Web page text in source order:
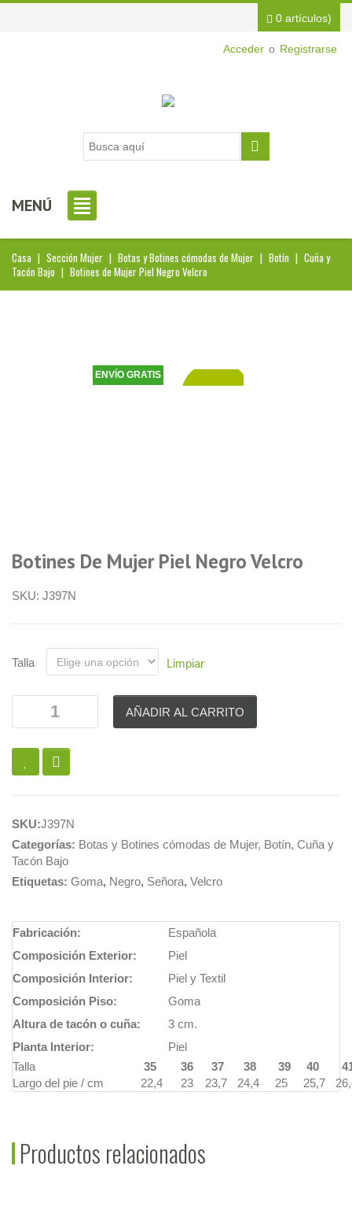
Acceder o Registrarse
0 artículos)
MENÚ
Casa | Sección Mujer | Botas y Botines cómodas de Mujer | Botín | Cuña y
Tacón Bajo | Botines de Mujer Piel Negro Velcro
ENVÍO GRATIS
Botines De Mujer Piel Negro Velcro
SKU: J397N
Talla Limpiar
AÑADIR AL CARRITO
SKU:J397N
Categorías: Botas y Botines cómodas de Mujer, Botín, Cuña y
Tacón Bajo
Etiquetas: Goma, Negro, Señora, Velcro
Fabricación:
Española
Composición Exterior:
Piel
Composición Interior:
Piel y Textil
Composición Piso:
Goma
Altura de tacón o cuña:
3 cm.
Planta Interior:
Piel
Talla
35 36 37 38 39 40
Largo del pie / cm
22,4 23 23,7 24,4 25 25,7
Productos relacionados